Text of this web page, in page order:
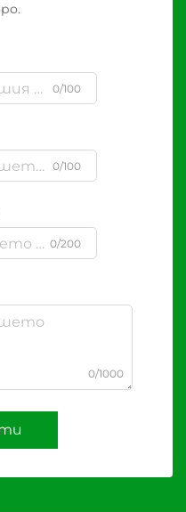
0/100
0/100
0/200
0/1000